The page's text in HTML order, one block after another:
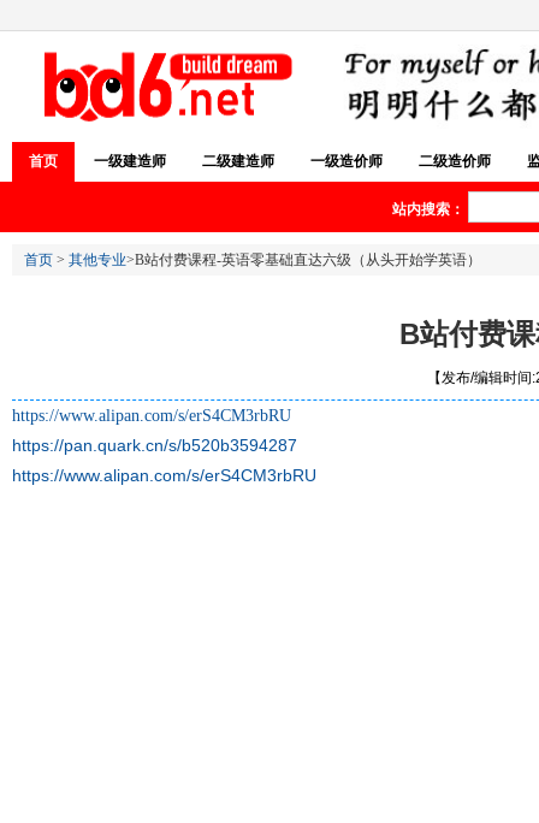
首页 一级建造师 二级建造师 一级造价师 二级造价师
站内搜索：
首页 > 其他专业>B站付费课程-英语零基础直达六级（从头开始学英语）
B站付费
【发布/编辑时
https://www.alipan.com/s/erS4CM3rbRU
https://pan.quark.cn/s/b520b3594287
https://www.alipan.com/s/erS4CM3rbRU